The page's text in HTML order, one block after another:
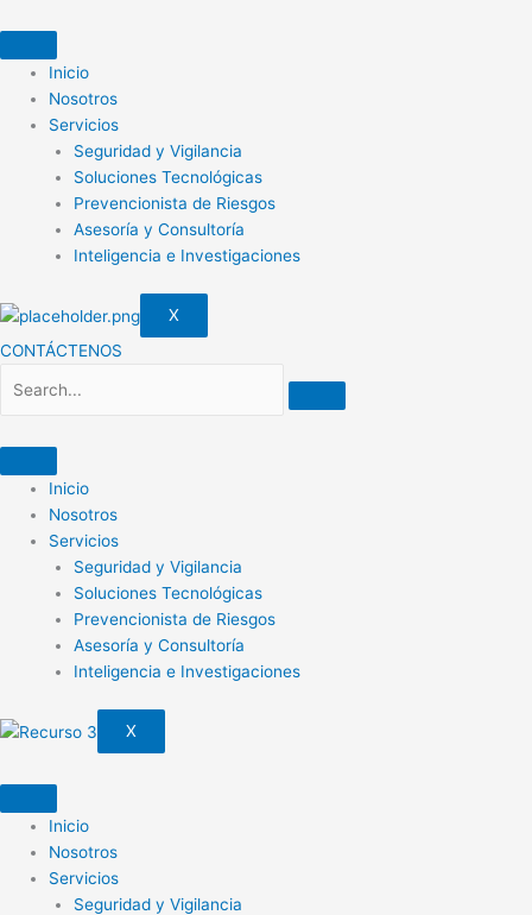
al
contenidoInicio
Nosotros
Servicios
Seguridad y Vigilancia
Soluciones Tecnológicas
Prevencionista de Riesgos
Asesoría y Consultoría
Inteligencia e Investigaciones
X
CONTÁCTENOS
Inicio
Nosotros
Servicios
Seguridad y Vigilancia
Soluciones Tecnológicas
Prevencionista de Riesgos
Asesoría y Consultoría
Inteligencia e Investigaciones
X
Inicio
Nosotros
Servicios
Seguridad y Vigilancia